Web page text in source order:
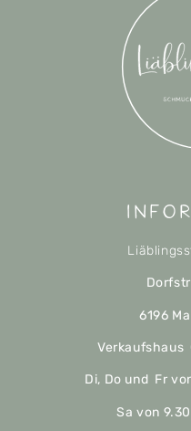
6196
Verkaufshaus
Di, Do und Fr
Sa von